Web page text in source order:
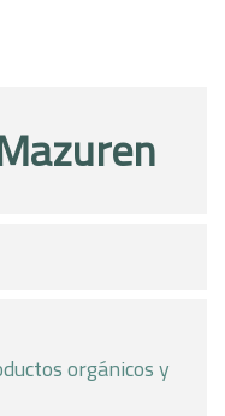
orgánicos y